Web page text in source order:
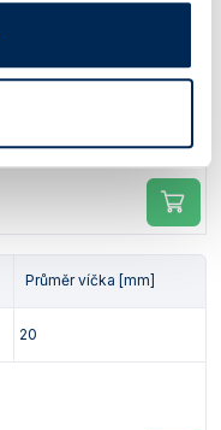
20
Průměr víčka [mm]
20